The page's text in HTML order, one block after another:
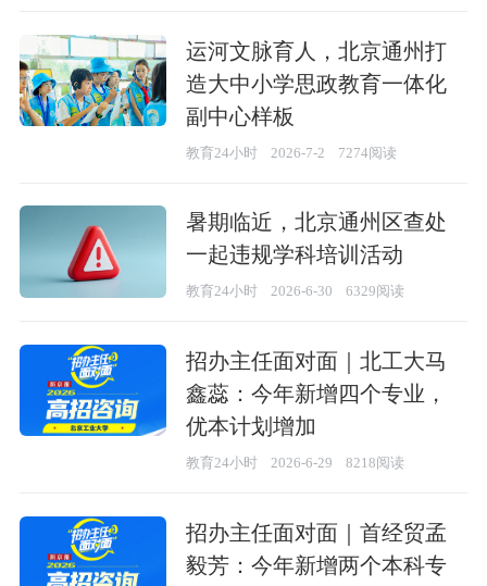
运河文脉育人，北京通州打
造大中小学思政教育一体化
副中心样板
教育24小时 2026-7-2 7274阅读
暑期临近，北京通州区查处
一起违规学科培训活动
教育24小时 2026-6-30 6329阅读
招办主任面对面｜北工大马
鑫蕊：今年新增四个专业，
优本计划增加
教育24小时 2026-6-29 8218阅读
招办主任面对面｜首经贸孟
毅芳：今年新增两个本科专